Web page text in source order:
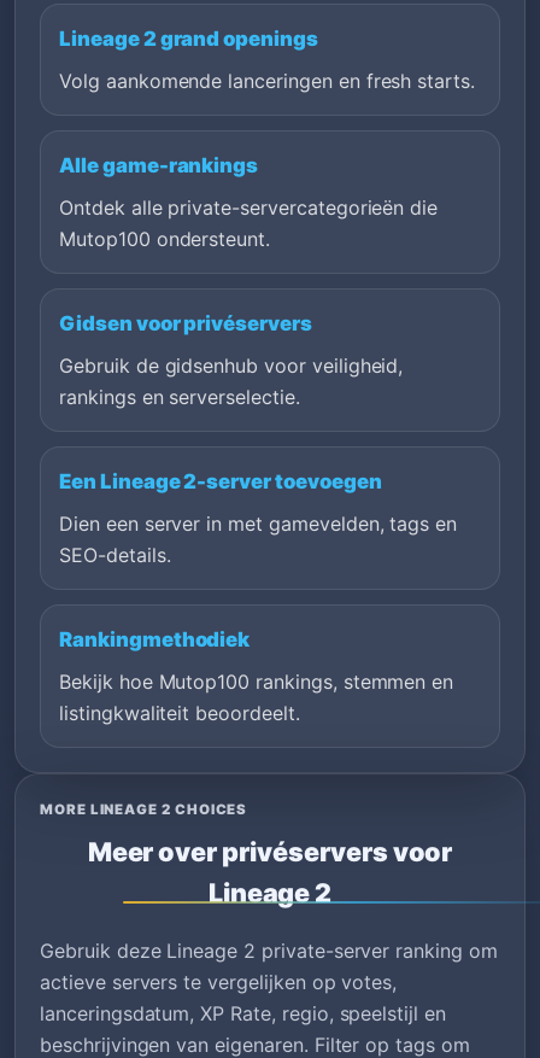
Lineage 2 grand openings
Volg aankomende lanceringen en fresh starts.
Alle game-rankings
Ontdek alle private-servercategorieën die
Mutop100 ondersteunt.
Gidsen voor privéservers
Gebruik de gidsenhub voor veiligheid,
rankings en serverselectie.
Een Lineage 2-server toevoegen
Dien een server in met gamevelden, tags en
SEO-details.
Rankingmethodiek
Bekijk hoe Mutop100 rankings, stemmen en
listingkwaliteit beoordeelt.
MORE LINEAGE 2 CHOICES
Meer over privéservers voor
Lineage 2
Gebruik deze Lineage 2 private-server ranking om
actieve servers te vergelijken op votes,
lanceringsdatum, XP Rate, regio, speelstijl en
beschrijvingen van eigenaren. Filter op tags om